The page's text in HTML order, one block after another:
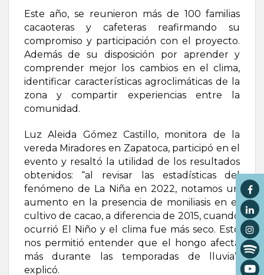
Este año, se reunieron más de 100 familias
cacaoteras y cafeteras reafirmando su
compromiso y participación con el proyecto.
Además de su disposición por aprender y
comprender mejor los cambios en el clima,
identificar características agroclimáticas de la
zona y compartir experiencias entre la
comunidad.
Luz Aleida Gómez Castillo, monitora de la
vereda Miradores en Zapatoca, participó en el
evento y resaltó la utilidad de los resultados
obtenidos: “al revisar las estadísticas del
fenómeno de La Niña en 2022, notamos un
aumento en la presencia de moniliasis en el
cultivo de cacao, a diferencia de 2015, cuando
ocurrió El Niño y el clima fue más seco. Esto
nos permitió entender que el hongo afecta
más durante las temporadas de lluvia”,
explicó.